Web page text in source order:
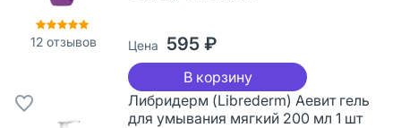
12 отзывов Цена 595 ₽
В корзину
Либридерм (Librederm) Аевит гель
для умывания мягкий 200 мл 1 шт